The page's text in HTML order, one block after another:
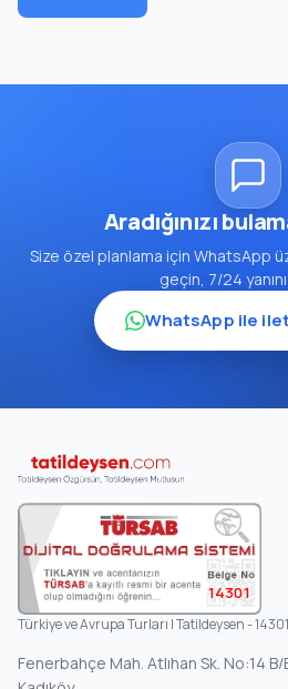
Aradığınızı
Size özel planlama için WhatsApp
geçin, 7/24
WhatsApp ile
14301
Türkiye ve Avrupa Turları | Tatildeysen - 14301
Fenerbahçe Mah. Atlıhan Sk. No:14 B/